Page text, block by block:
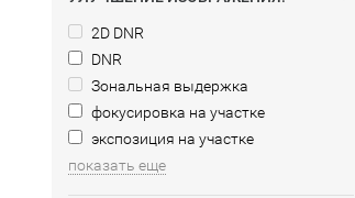
2D DNR
DNR
Зональная выдержка
фокусировка на участке
экспозиция на участке
показать еще